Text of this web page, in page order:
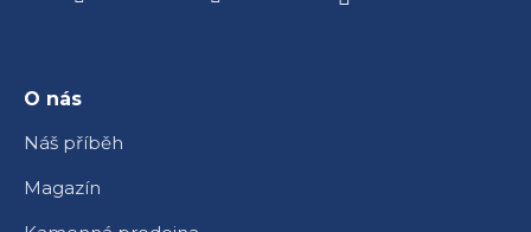
O nás
Náš příběh
Magazín